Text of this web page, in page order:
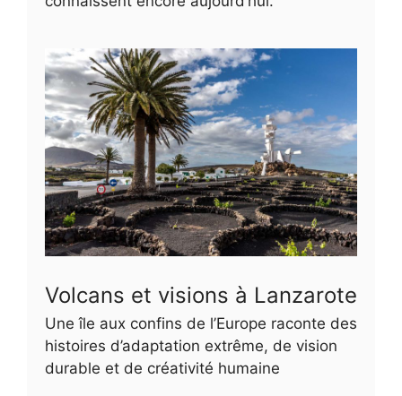
Volcans et visions à Lanzarote
Une île aux confins de l’Europe raconte des
histoires d’adaptation extrême, de vision
durable et de créativité humaine